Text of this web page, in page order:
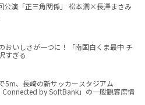
公演「正三角関係」 松本潤×長澤まさみ
おいしさが一つに！「南国白くま最中 チ
すぎる
5m、長崎の新サッカースタジアム
Connected by SoftBank」の一般観客席情